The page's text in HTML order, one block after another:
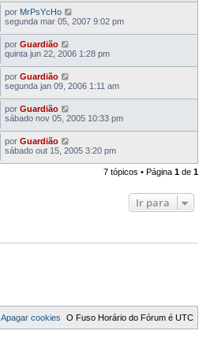
por MrPsYcHo
segunda mar 05, 2007 9:02 pm
por Guardião
quinta jun 22, 2006 1:28 pm
por Guardião
segunda jan 09, 2006 1:11 am
por Guardião
sábado nov 05, 2005 10:33 pm
por Guardião
sábado out 15, 2005 3:20 pm
7 tópicos • Página 1 de 1
Ir para
O Fuso Horário do Fórum é UTC
Apagar cookies